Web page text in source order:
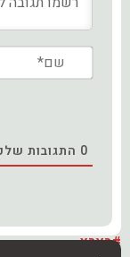
0 התגובות
#בארץ